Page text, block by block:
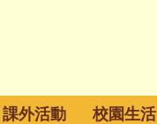
課外活動 校園生活